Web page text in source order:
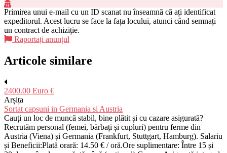
Primirea unui e-mail cu un ID scanat nu înseamnă că ați identificat
expeditorul. Acest lucru se face la fața locului, atunci când semnați
un contract de achiziție.
Raportați anunțul
Articole similare
2400.00 Euro €
Arșița
Sortat capsuni in Germania si Austria
Cauți un loc de muncă stabil, bine plătit și cu cazare asigurată?
Recrutăm personal (femei, bărbați și cupluri) pentru ferme din
Austria (Viena) și Germania (Frankfurt, Stuttgart, Hamburg). Salariu
și Beneficii:Plată orară: 14.50 € / oră.Ore suplimentare: Între 15 și